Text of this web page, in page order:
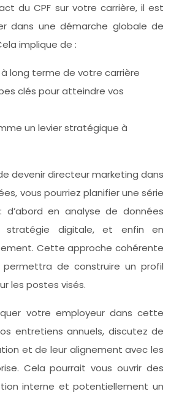
du CPF sur votre carrière, il est
dans une démarche globale de
implique de :
à long terme de votre carrière
clés pour atteindre vos
un levier stratégique à
devenir directeur marketing dans
vous pourriez planifier une série
d’abord en analyse de données
stratégie digitale, et enfin en
Cette approche cohérente
de construire un profil
les postes visés.
votre employeur dans cette
entretiens annuels, discutez de
et de leur alignement avec les
Cela pourrait vous ouvrir des
interne et potentiellement un